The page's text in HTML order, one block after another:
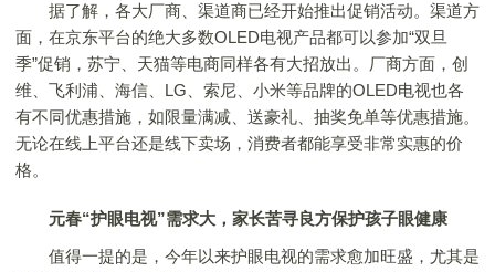
据了解，各大厂商、渠道商已经开始推出促销活动。渠道方
面，在京东平台的绝大多数OLED电视产品都可以参加“双旦
季”促销，苏宁、天猫等电商同样各有大招放出。厂商方面，创
维、飞利浦、海信、LG、索尼、小米等品牌的OLED电视也各
有不同优惠措施，如限量满减、送豪礼、抽奖免单等优惠措施。
无论在线上平台还是线下卖场，消费者都能享受非常实惠的价
格。
元春“护眼电视”需求大，家长苦寻良方保护孩子眼健康
值得一提的是，今年以来护眼电视的需求愈加旺盛，尤其是